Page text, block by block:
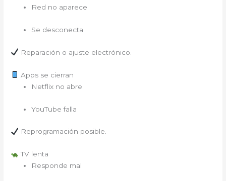
Red no aparece
Se desconecta
Reparación o ajuste electrónico.
Apps se cierran
Netflix no abre
YouTube falla
Reprogramación posible.
TV lenta
Responde mal